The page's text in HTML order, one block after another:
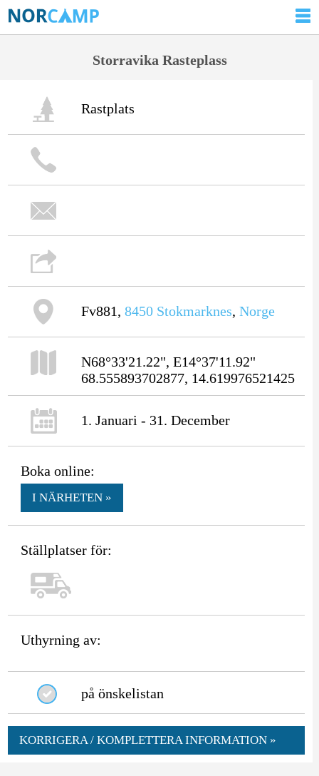
Storravika Rasteplass
Rastplats
Fv881, 8450 Stokmarknes, Norge
N68°33'21.22", E14°37'11.92"
68.555893702877, 14.619976521425
1. Januari - 31. December
Boka online:
I NÄRHETEN »
Ställplatser för:
Uthyrning av:
på önskelistan
KORRIGERA / KOMPLETTERA INFORMATION »